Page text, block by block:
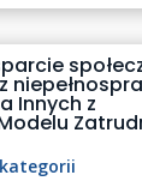
Innych z